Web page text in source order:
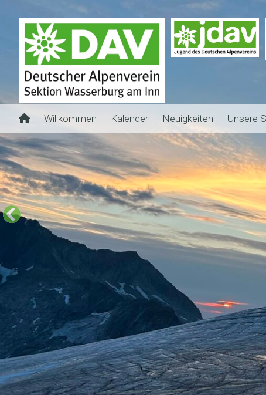
Willkommen Kalender Neuigkeiten Unsere